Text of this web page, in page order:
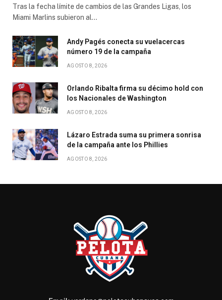
Tras la fecha límite de cambios de las Grandes Ligas, los
Miami Marlins subieron al…
Andy Pagés conecta su vuelacercas
número 19 de la campaña
AGOSTO 8, 2026
Orlando Ribalta firma su décimo hold con
los Nacionales de Washington
AGOSTO 8, 2026
Lázaro Estrada suma su primera sonrisa
de la campaña ante los Phillies
AGOSTO 8, 2026